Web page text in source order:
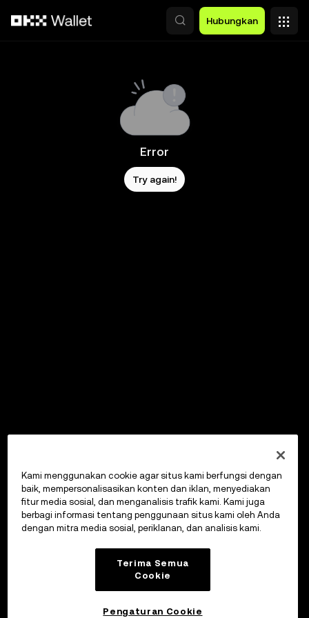
Hubungkan
Error
Try again!
Kami menggunakan cookie agar situs kami berfungsi dengan
baik, mempersonalisasikan konten dan iklan, menyediakan
fitur media sosial, dan menganalisis trafik kami. Kami juga
berbagi informasi tentang penggunaan situs kami oleh Anda
dengan mitra media sosial, periklanan, dan analisis kami.
Terima Semua
Cookie
Pengaturan Cookie